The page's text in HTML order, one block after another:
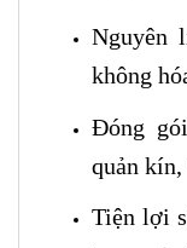
Nguyên
không
Đóng
quản kín,
Tiện lợi